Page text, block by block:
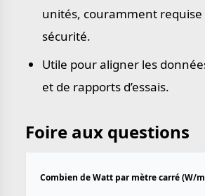
unités, couramment requise
sécurité.
Utile pour aligner les
et de rapports d’essais.
Foire aux questions
Combien de Watt par mètre carré (W/